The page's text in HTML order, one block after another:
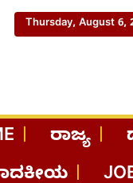
Thursday, August 6,
ರಾಜ್ಯ